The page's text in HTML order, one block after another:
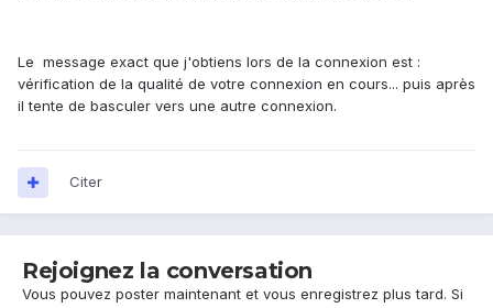
Le message exact que j'obtiens lors de la connexion est :
vérification de la qualité de votre connexion en cours... puis après
il tente de basculer vers une autre connexion.
Citer
Rejoignez la conversation
Vous pouvez poster maintenant et vous enregistrez plus tard. Si